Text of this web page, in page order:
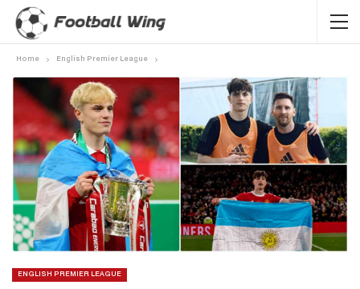
Home English Premier League
ENGLISH PREMIER LEAGUE